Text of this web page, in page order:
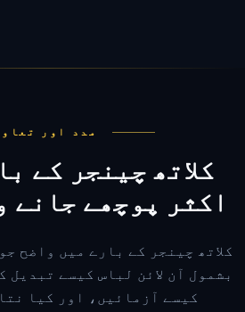
مدد اور
اکثر پوچھے جانے
بشمول آن لائن لباس کیسے
کیسے آزمائیں، اور کیا